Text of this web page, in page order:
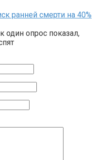
ранней смерти на 40%
один опрос показал,